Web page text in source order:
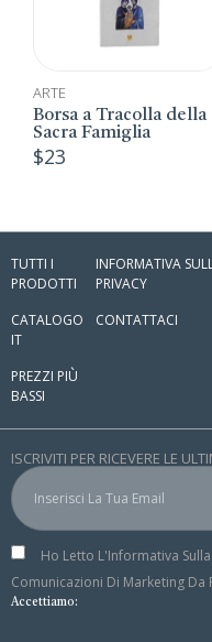
ARTE
Borsa a Tracolla della
Sacra Famiglia
$23
ISCRIVITI PER RICEVERE LE
Ho Letto L'Informativa
Comunicazioni Di Marketing Da
Accettiamo:
TUTTI I
PRODOTTI
CATALOGO
IT
PREZZI PIÙ
BASSI
INFORMATIVA
PRIVACY
CONTATTACI